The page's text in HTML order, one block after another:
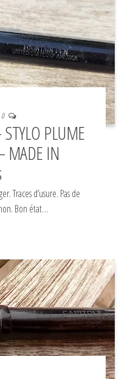
0
PLUME
MADE IN
Traces d’usure. Pas de
Bon état…